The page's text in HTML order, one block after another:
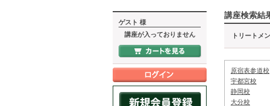
ゲスト 様
講座が入っておりません
講座検索結
トリートメ
原宿表参道校
宇都宮校
静岡校
大分校